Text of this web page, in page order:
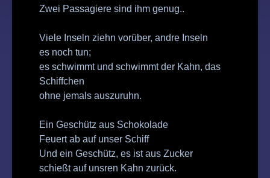
Zwei Passagiere sind ihm genug..
Viele Inseln ziehn vorüber, andre Inseln
es noch tun;
es schwimmt und schwimmt der Kahn, das
Schiffchen
ohne jemals auszuruhn.
Ein Geschütz aus Schokolade
Feuert ab auf unser Schiff
Und ein Geschütz, es ist aus Zucker
schießt auf unsren Kahn zurück.